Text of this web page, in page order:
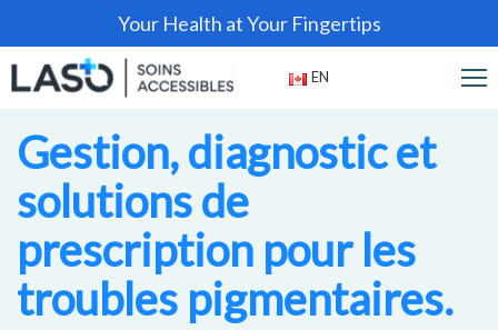
Your Health at Your Fingertips
EN
Gestion, diagnostic et
solutions de
prescription pour les
troubles pigmentaires.